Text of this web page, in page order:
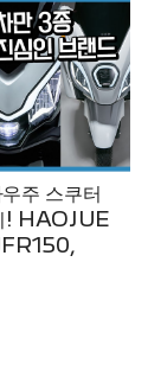
주 스쿠터
! HAOJUE